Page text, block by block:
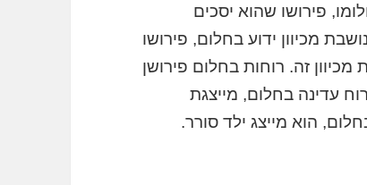
פירושו שהוא יסכים
מכיוון ידוע בחלום, פירושו
זה. רוחות בחלום פירושן
עדינה בחלום, מייצגת
הוא מייצג ילד סורר.